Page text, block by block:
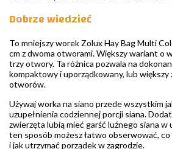
Dobrze wiedzieć
To mniejszy worek Zolux Hay Bag Multi
cm z dwoma otworami. Większy wariant o
trzy otwory. Ta różnica pozwala na
kompaktowy i uporządkowany, lub większy
otworów.
Używaj worka na siano przede wszystkim
uzupełnienia codziennej porcji siana.
zwierzęta lubią mieć garść luźnego siana
ten sposób możesz łatwo obserwować,
i jak utrzymać porządek w zagrodzie.